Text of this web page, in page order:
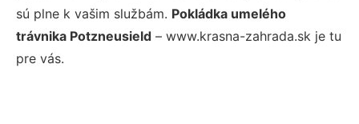
sú plne k vašim službám. Pokládka umelého
trávnika Potzneusield – www.krasna-zahrada.sk je tu
pre vás.